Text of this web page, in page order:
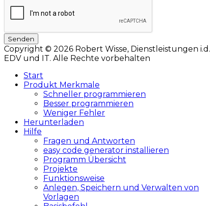
Senden
Copyright © 2026 Robert Wisse, Dienstleistungen i.d.
EDV und IT. Alle Rechte vorbehalten
Start
Produkt Merkmale
Schneller programmieren
Besser programmieren
Weniger Fehler
Herunterladen
Hilfe
Fragen und Antworten
easy code generator installieren
Programm Übersicht
Projekte
Funktionsweise
Anlegen, Speichern und Verwalten von
Vorlagen